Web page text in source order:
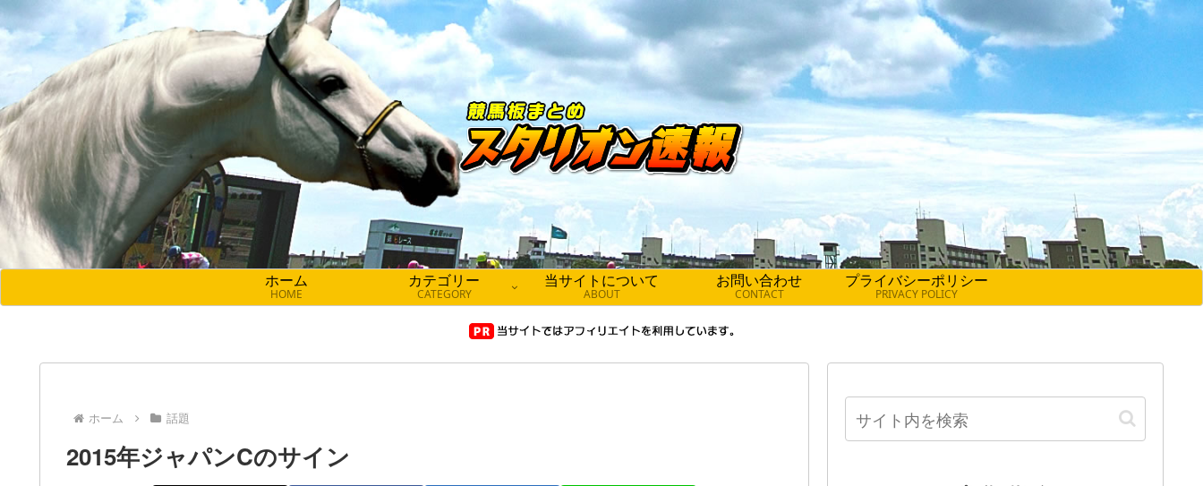
ホーム
HOME
カテゴリー
CATEGORY
当サイトについて
ABOUT
お問い合わせ
CONTACT
プライバシーポリシー
PRIVACY POLICY
ホーム 話題
2015年ジャパンCのサイン